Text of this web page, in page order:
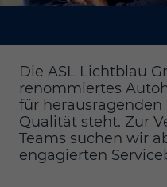
Die ASL Lichtblau
renommiertes
für herausragenden
Qualität steht. Zur
Teams suchen wir
engagierten